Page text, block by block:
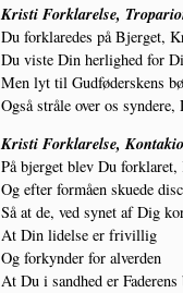
Kri­sti For­kla­rel­se,
Du for­kla­re­des på Bjer­get,
Du viste Din her­lig­hed for
Men lyt til Gud­fø­de­r­skens
Også strå­le over os
Kri­sti For­kla­rel­se,
På bjer­get blev Du
Og efter for­må­en sku­e­de
Så at de, ved synet af Dig
At Din lidel­se er frivillig
Og for­kyn­der for alverden
At Du i sand­hed er Fade­rens